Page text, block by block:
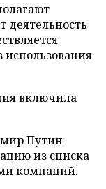
деятельность
использования
включила
Путин
из списка
компаний.